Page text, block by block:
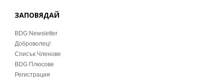
ЗАПОВЯДАЙ
BDG Newsletter
Доброволец!
Списък Членове
BDG Плюсове
Регистрация